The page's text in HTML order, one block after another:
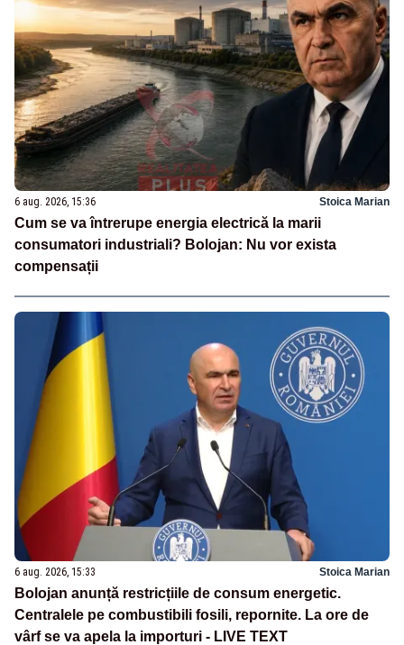
6 aug. 2026, 15:36 Stoica Marian
Cum se va întrerupe energia electrică la marii
consumatori industriali? Bolojan: Nu vor exista
compensații
6 aug. 2026, 15:33 Stoica Marian
Bolojan anunță restricțiile de consum energetic.
Centralele pe combustibili fosili, repornite. La ore de
vârf se va apela la importuri - LIVE TEXT